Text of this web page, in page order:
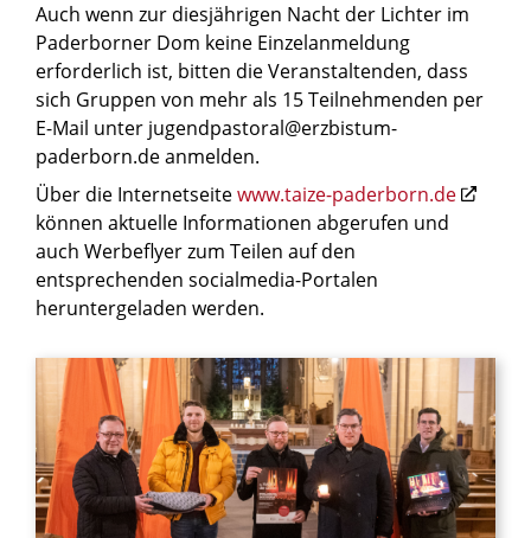
Auch wenn zur diesjährigen Nacht der Lichter im
Paderborner Dom keine Einzelanmeldung
erforderlich ist, bitten die Veranstaltenden, dass
sich Gruppen von mehr als 15 Teilnehmenden per
E-Mail unter jugendpastoral@erzbistum-
paderborn.de anmelden.
Über die Internetseitewww.taize-paderborn.de
können aktuelle Informationen abgerufen und
auch Werbeflyer zum Teilen auf den
entsprechenden socialmedia-Portalen
heruntergeladen werden.